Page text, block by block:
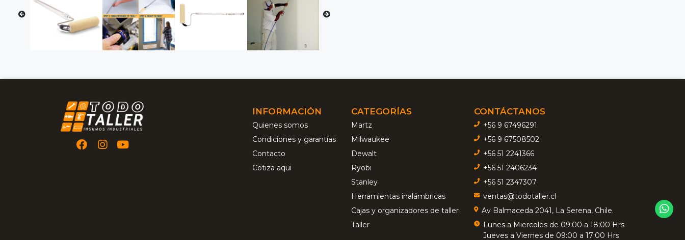
INFORMACIÓN
Quienes somos
Condiciones y garantías
Contacto
Cotiza aqui
CATEGORÍAS
Martz
Milwaukee
Dewalt
Ryobi
Stanley
Herramientas inalámbricas
Cajas y organizadores de taller
Taller
CONTÁCTANOS
+56 9 67496291
+56 9 67508502
+56 51 2241366
+56 51 2406234
+56 51 2347307
ventas@todotaller.cl
Av Balmaceda 2041, La Serena, Chile.
Lunes a Miercoles de 09:00 a 18:00 Hrs
Jueves a Viernes de 09:00 a 17:00 Hrs